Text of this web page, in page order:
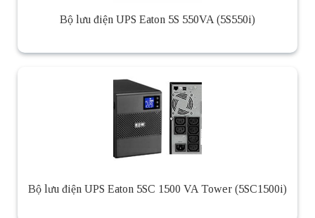
Bộ lưu điện UPS Eaton 5S 550VA (5S550i)
Bộ lưu điện UPS Eaton 5SC 1500 VA Tower (5SC1500i)